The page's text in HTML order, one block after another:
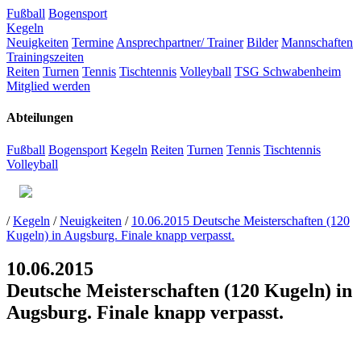
Fußball Bogensport
Kegeln
Neuigkeiten Termine Ansprechpartner/ Trainer Bilder Mannschaften
Trainingszeiten
Reiten Turnen Tennis Tischtennis Volleyball TSG Schwabenheim
Mitglied werden
Abteilungen
Fußball Bogensport Kegeln Reiten Turnen Tennis Tischtennis
Volleyball
/ Kegeln / Neuigkeiten / 10.06.2015 Deutsche Meisterschaften (120
Kugeln) in Augsburg. Finale knapp verpasst.
10.06.2015
Deutsche Meisterschaften (120 Kugeln) in
Augsburg. Finale knapp verpasst.